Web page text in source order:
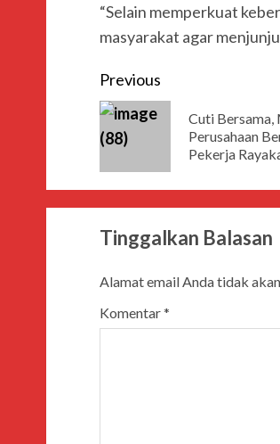
“Selain memperkuat
masyarakat agar
Post
navigation
Previous
Cuti Bersama,
Perusahaan
Pekerja
Tinggalkan Balasan
Alamat email Anda tidak
Komentar*